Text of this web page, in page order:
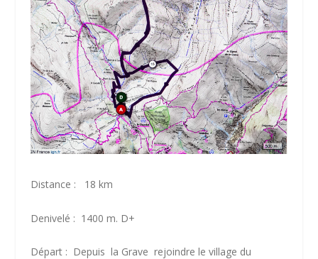
Distance : 18 km
Denivelé : 1400 m. D+
Départ : Depuis la Grave rejoindre le village du